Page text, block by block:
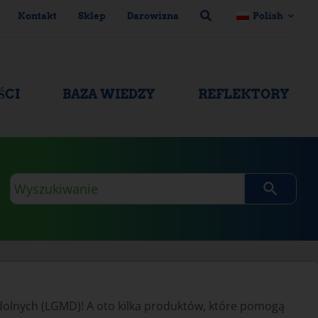
Kontakt Sklep Darowizna Polish
BAZA WIEDZY REFLEKTORY
Zapytanie
wyszukiwania
(LGMD)! A oto kilka produktów, które pomogą